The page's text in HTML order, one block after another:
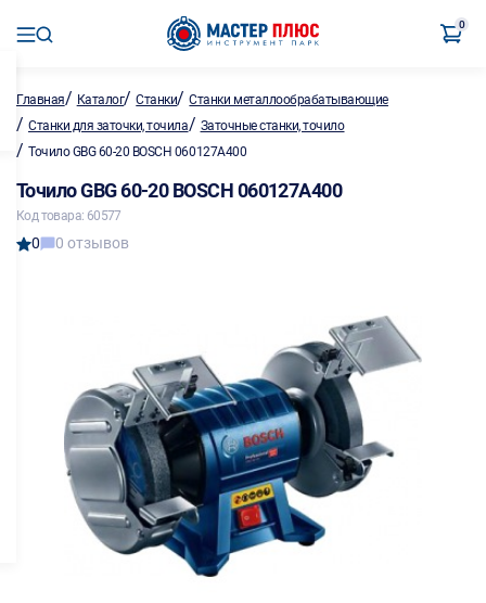
0
Главная/ Каталог/Станки/Станки металлообрабатывающие
/ Станки для заточки, точила/ Заточные станки, точило
/ Точило GBG 60-20 BOSCH 060127A400
Точило GBG 60-20 BOSCH 060127A400
Код товара: 60577
0 0 отзывов